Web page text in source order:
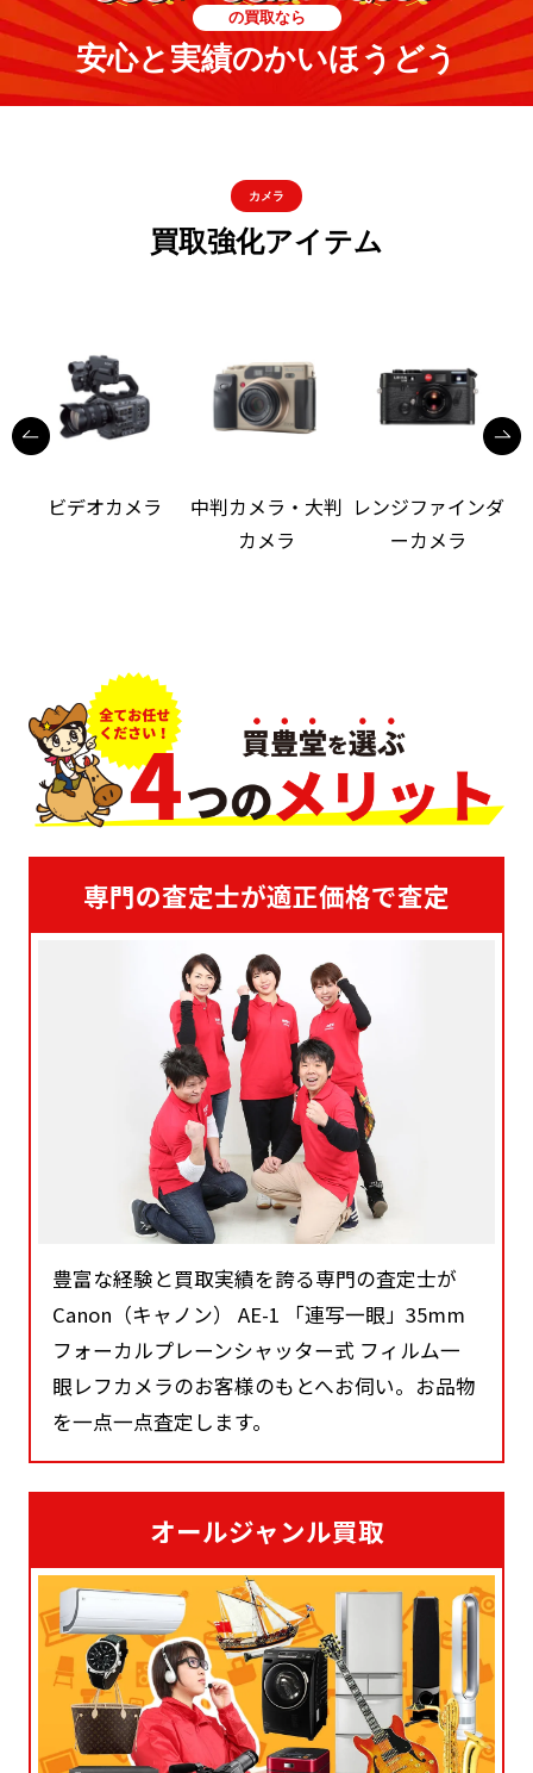
の買取なら
安心と実績のかいほうどう
カメラ
買取強化アイテム
ビデオカメラ
中判カメラ・大判
カメラ
レンジファインダ
ーカメラ
専門の査定士が適正価格で査定
豊富な経験と買取実績を誇る専門の査定士が
Canon（キャノン） AE-1 「連写一眼」35mm
フォーカルプレーンシャッター式 フィルム一
眼レフカメラのお客様のもとへお伺い。お品物
を一点一点査定します。
オールジャンル買取